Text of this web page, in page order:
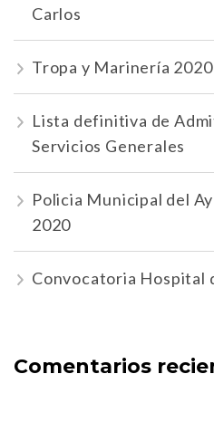
Carlos
Tropa y Marinería 2020
Lista definitiva de
Servicios Generales
Policia Municipal del
2020
Convocatoria Hospital
Comentarios